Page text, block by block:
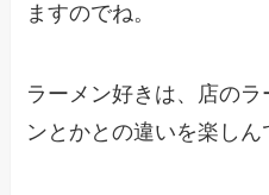
ますのでね。
ラーメン好きは、店の
ンとかとの違いを楽しん